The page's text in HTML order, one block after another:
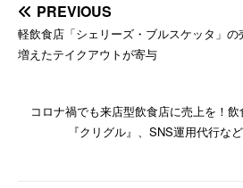
PREVIOUS
軽飲食店「シェリーズ・ブルスケッタ」
増えたテイクアウトが寄与
コロナ禍でも来店型飲食店に売上を！
『クリグル』、SNS運用代行な